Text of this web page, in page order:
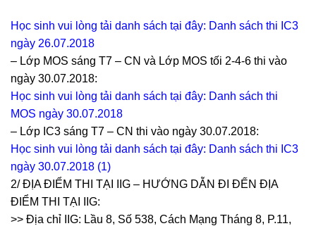
Học sinh vui lòng tải danh sách tại đây: Danh sách thi IC3
ngày 26.07.2018
– Lớp MOS sáng T7 – CN và Lớp MOS tối 2-4-6 thi vào
ngày 30.07.2018:
Học sinh vui lòng tải danh sách tại đây: Danh sách thi
MOS ngày 30.07.2018
– Lớp IC3 sáng T7 – CN thi vào ngày 30.07.2018:
Học sinh vui lòng tải danh sách tại đây: Danh sách thi IC3
ngày 30.07.2018 (1)
2/ ĐỊA ĐIỂM THI TẠI IIG – HƯỚNG DẪN ĐI ĐẾN ĐỊA
ĐIỂM THI TẠI IIG:
>> Địa chỉ IIG: Lầu 8, Số 538, Cách Mạng Tháng 8, P.11,